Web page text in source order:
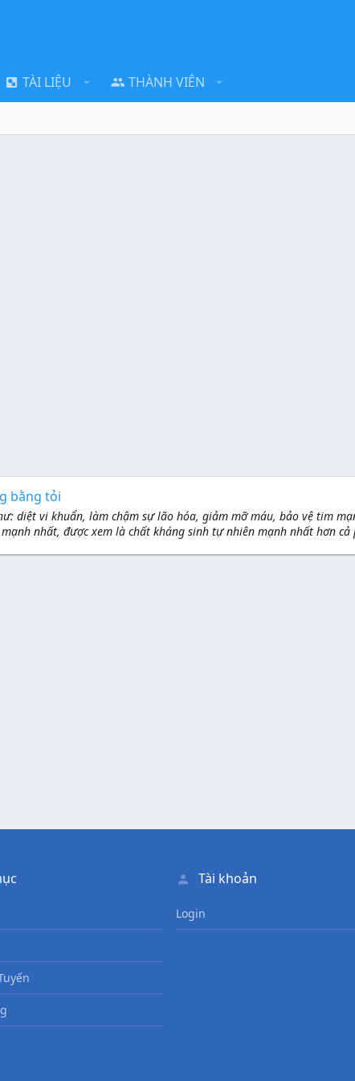
TÀI LIỆU THÀNH VIÊN
bằng tỏi
diệt vi khuẩn, làm chậm sự lão hóa, giảm mỡ máu, bảo vệ tim
nhất, được xem là chất kháng sinh tự nhiên mạnh nhất hơn cả
Tài khoản
Login